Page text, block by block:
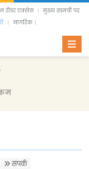
रीडर एक्सेस
मुख्य सामग्री पर
नागरिक
संपर्क